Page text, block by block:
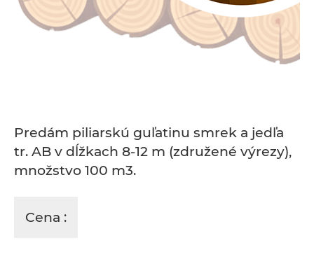
Predám piliarskú guľatinu smrek a jedľa
tr. AB v dĺžkach 8-12 m (združené výrezy),
množstvo 100 m3.
Cena :